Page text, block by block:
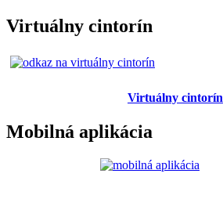
Virtuálny cintorín
Virtuálny cintorín
Mobilná aplikácia